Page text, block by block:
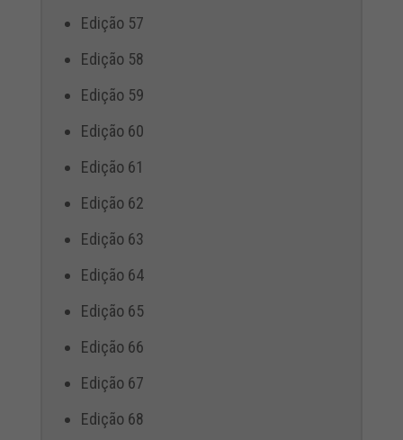
Edição 57
Edição 58
Edição 59
Edição 60
Edição 61
Edição 62
Edição 63
Edição 64
Edição 65
Edição 66
Edição 67
Edição 68